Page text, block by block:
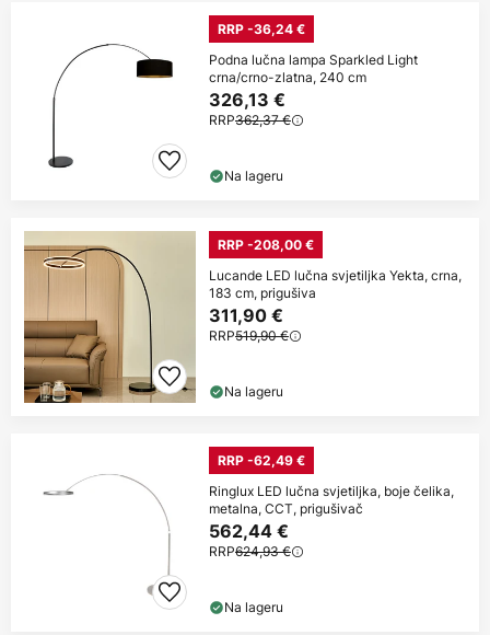
RRP -36,24 €
Podna lučna lampa Sparkled Light
crna/crno-zlatna, 240 cm
326,13 €
RRP362,37 €
Na lageru
RRP -208,00 €
Lucande LED lučna svjetiljka Yekta, crna,
183 cm, prigušiva
311,90 €
RRP519,90 €
Na lageru
RRP -62,49 €
Ringlux LED lučna svjetiljka, boje čelika,
metalna, CCT, prigušivač
562,44 €
RRP624,93 €
Na lageru